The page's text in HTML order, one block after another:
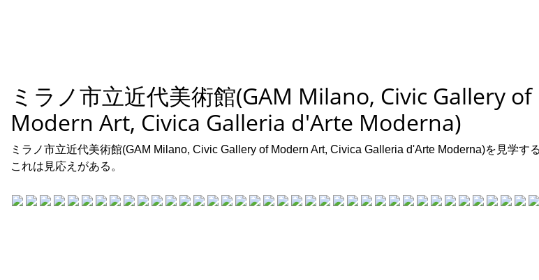
ミラノ市立近代美術館(GAM Milano, Civic Gallery of
Modern Art, Civica Galleria d'Arte Moderna)
ミラノ市立近代美術館(GAM Milano, Civic Gallery of Modern Art, Civica Galleria d'Arte Moderna)を見学する
これは見応えがある。